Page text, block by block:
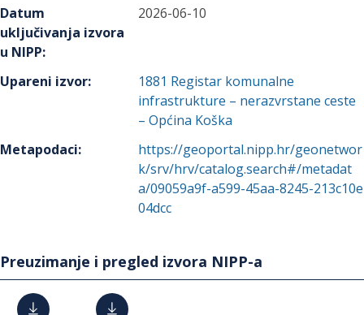
Datum
uključivanja izvora
u NIPP:
2026-06-10
Upareni izvor: 1881 Registar komunalne
infrastrukture – nerazvrstane ceste
– Općina Koška
Metapodaci:
https://geoportal.nipp.hr/geonetwor
k/srv/hrv/catalog.search#/metadat
a/09059a9f-a599-45aa-8245-213c10e
04dcc
Preuzimanje i pregled izvora NIPP-a